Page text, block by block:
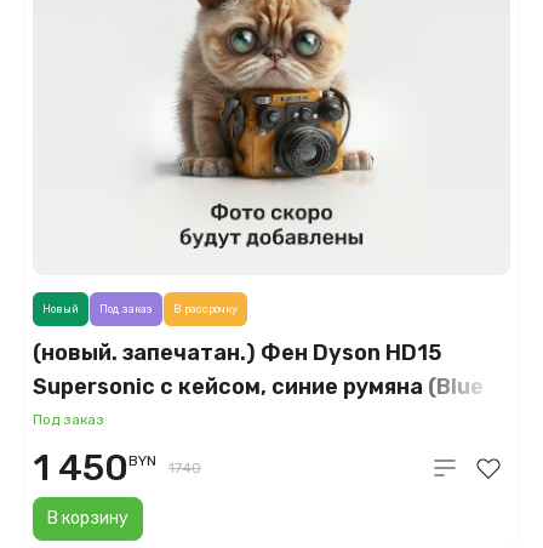
(новый. запечатан.) Фен Dyson HD15
Supersonic с кейсом, синие румяна (Blue
Blush)
Под заказ
В корзину
Новый Под заказ В рассрочку
1 450BYN 1740